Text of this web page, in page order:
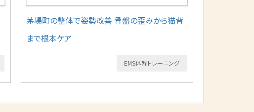
茅場町の整体で姿勢改善 骨盤の歪みから猫背
まで根本ケア
EMS体幹トレーニング